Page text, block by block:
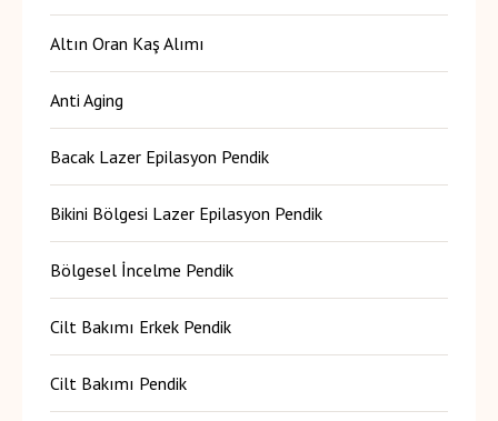
Altın Oran Kaş Alımı
Anti Aging
Bacak Lazer Epilasyon Pendik
Bikini Bölgesi Lazer Epilasyon Pendik
Bölgesel İncelme Pendik
Cilt Bakımı Erkek Pendik
Cilt Bakımı Pendik